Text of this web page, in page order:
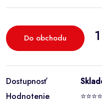
Do obchodu
Dostupnosť
Hodnotenie